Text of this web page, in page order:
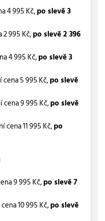
4 995 Kč,po slevě 3
995 Kč,po slevě 2 396
4 995 Kč,po slevě 3
5 995 Kč,po slevě
9 995 Kč,po slevě
11 995 Kč,po
9 995 Kč,po slevě 7
10 995 Kč,po slevě